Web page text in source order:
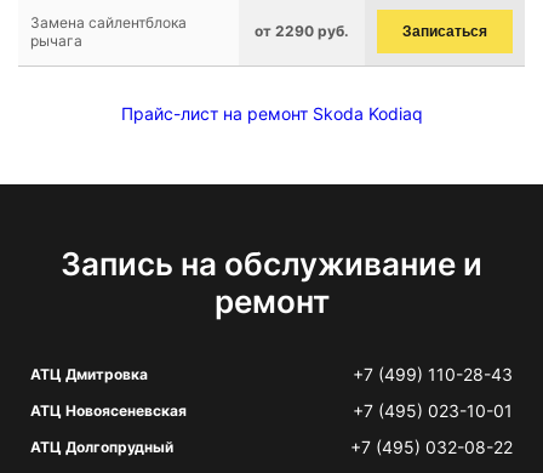
Замена сайлентблока
рычага
от 2290 руб. Записаться
Прайс-лист на ремонт Skoda Kodiaq
Запись на обслуживание и
ремонт
АТЦ Дмитровка +7 (499) 110-28-43
АТЦ Новоясеневская +7 (495) 023-10-01
АТЦ Долгопрудный +7 (495) 032-08-22